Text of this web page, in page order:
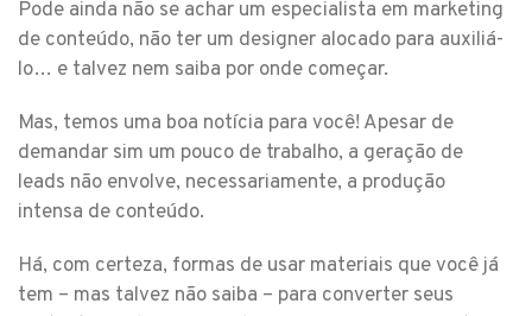
Pode ainda não se achar um especialista em marketing
de conteúdo, não ter um designer alocado para auxiliá-
lo… e talvez nem saiba por onde começar.
Mas, temos uma boa notícia para você! Apesar de
demandar sim um pouco de trabalho, a geração de
leads não envolve, necessariamente, a produção
intensa de conteúdo.
Há, com certeza, formas de usar materiais que você já
tem – mas talvez não saiba – para converter seus